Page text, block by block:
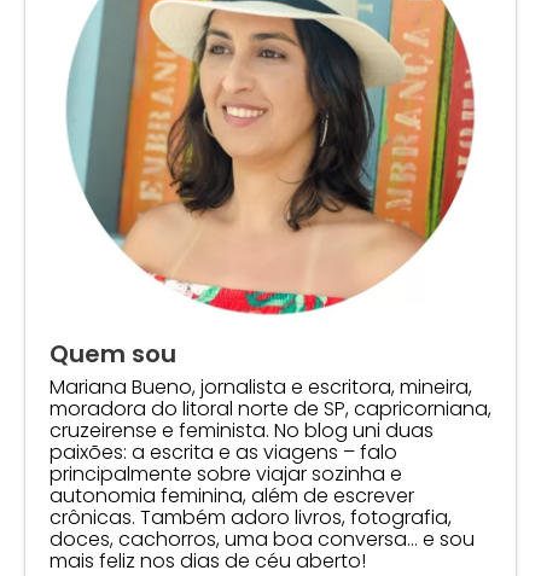
Quem sou
Mariana Bueno, jornalista e escritora, mineira,
moradora do litoral norte de SP, capricorniana,
cruzeirense e feminista. No blog uni duas
paixões: a escrita e as viagens – falo
principalmente sobre viajar sozinha e
autonomia feminina, além de escrever
crônicas. Também adoro livros, fotografia,
doces, cachorros, uma boa conversa… e sou
mais feliz nos dias de céu aberto!